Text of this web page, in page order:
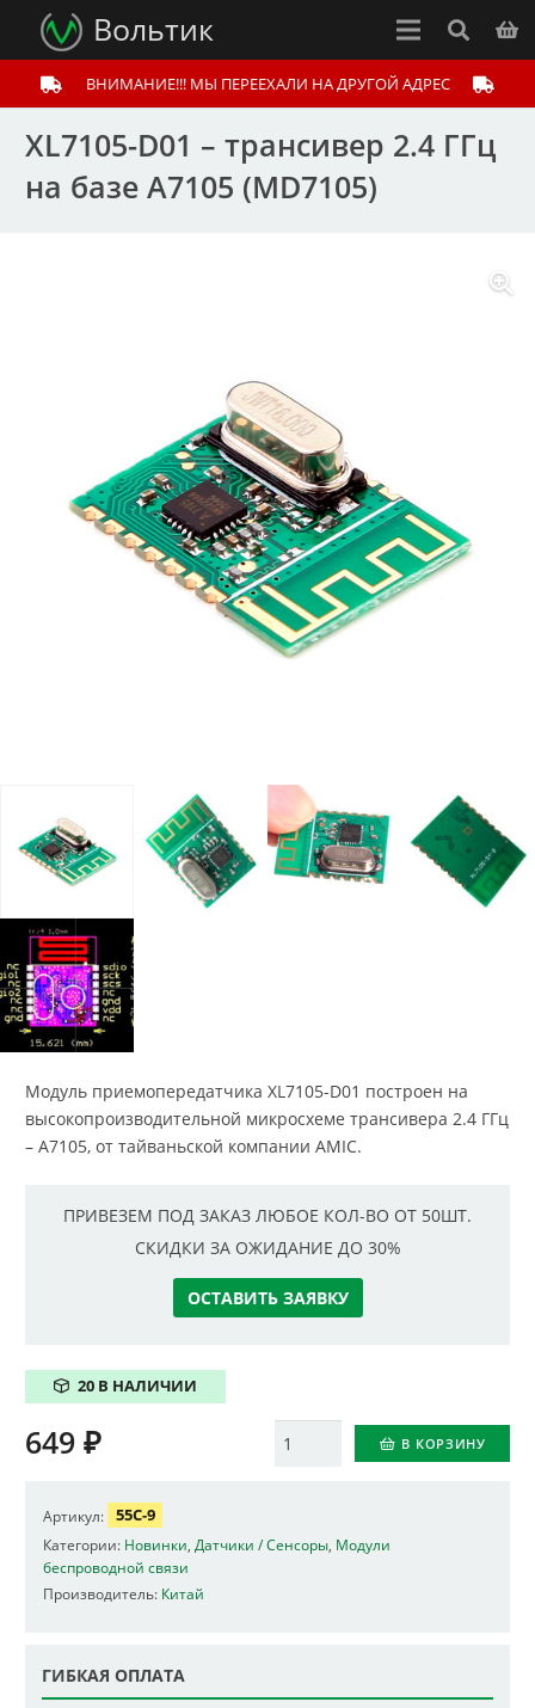
Вольтик
ВНИМАНИЕ!!! МЫ ПЕРЕЕХАЛИ НА ДРУГОЙ АДРЕС
XL7105-D01 – трансивер 2.4 ГГц
на базе A7105 (MD7105)
Модуль приемопередатчика XL7105-D01 построен на
высокопроизводительной микросхеме трансивера 2.4 ГГц
– A7105, от тайваньской компании AMIC.
ПРИВЕЗЕМ ПОД ЗАКАЗ ЛЮБОЕ КОЛ-ВО ОТ 50ШТ.
СКИДКИ ЗА ОЖИДАНИЕ ДО 30%
ОСТАВИТЬ ЗАЯВКУ
20 В НАЛИЧИИ
Количество В КОРЗИНУ
649 ₽
Артикул: 55C-9
Категории: Новинки Датчики / Сенсоры Модули
беспроводной связи
Производитель: Китай
ГИБКАЯ ОПЛАТА